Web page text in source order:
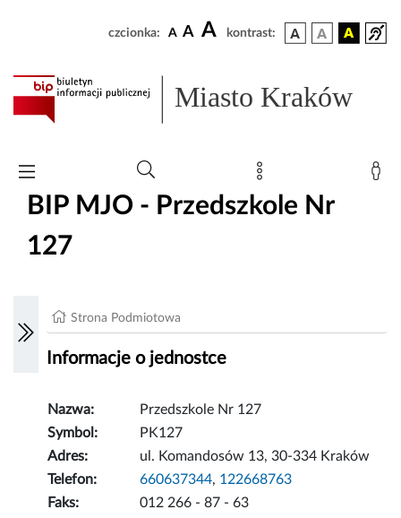
czcionka: A A A kontrast:
Miasto Kraków
BIP MJO - Przedszkole Nr
127
Strona Podmiotowa
Informacje o jednostce
Nazwa:
Przedszkole Nr 127
Symbol:
PK127
Adres:
ul. Komandosów 13, 30-334 Kraków
Telefon:
660637344, 122668763
Faks:
012 266 - 87 - 63